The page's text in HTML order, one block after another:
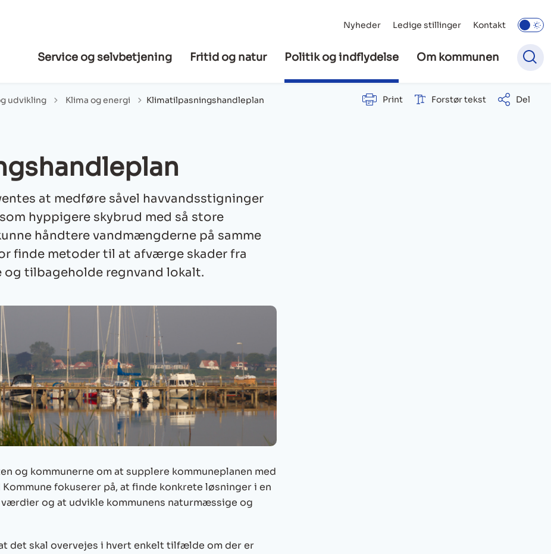
Nyheder Ledige stillinger Kontakt
Service og selvbetjening Fritid og natur Politik og indflydelse Om kommunen
udvikling Tilbage til
Klima og energi Klimatilpasningshandleplan Print Forstør tekst Del
at medføre såvel havvandsstigninger
hyppigere skybrud med så store
håndtere vandmængderne på samme
finde metoder til at afværge skader fra
og tilbageholde regnvand lokalt.
og kommunerne om at supplere kommuneplanen med
fokuserer på, at finde konkrete løsninger i en
og at udvikle kommunens naturmæssige og
det skal overvejes i hvert enkelt tilfælde om der er